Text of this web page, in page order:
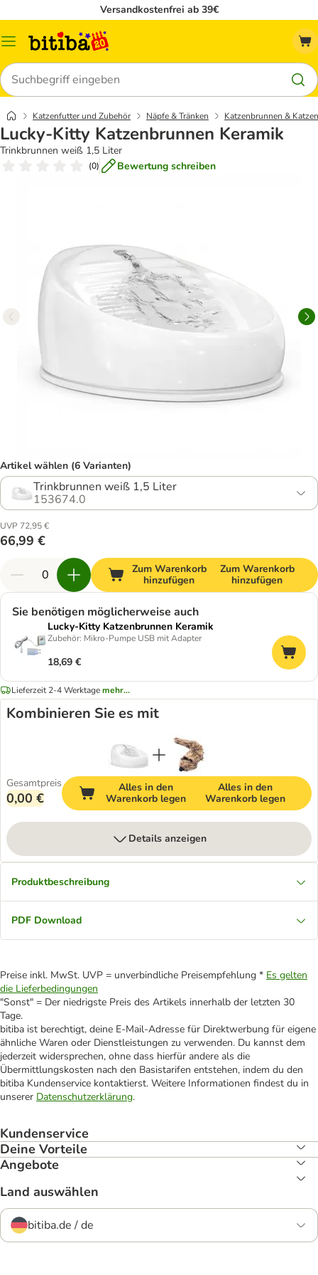
Versandkostenfrei ab 39€
Menü
Suchen
Katzenfutter und Zubehör Näpfe & Tränken Katzenbrunnen &
Lucky-Kitty Katzenbrunnen Keramik
Trinkbrunnen weiß 1,5 Liter
(0) Bewertung schreiben
Artikel wählen (6 Varianten)
Trinkbrunnen weiß 1,5 Liter
153674.0
UVP 72,95 €
66,99 €
Zum Warenkorb
hinzufügen
Zum Warenkorb
hinzufügen
Sie benötigen möglicherweise auch
Lucky-Kitty Katzenbrunnen Keramik
Zubehör: Mikro-Pumpe USB mit Adapter
18,69 €
Lieferzeit 2-4 Werktagemehr...
Kombinieren Sie es mit
Gesamtpreis
0,00 €
Alles in den
Warenkorb legen
Alles in den
Warenkorb legen
Details anzeigen
Produktbeschreibung
PDF Download
Preise inkl. MwSt. UVP = unverbindliche Preisempfehlung * Es gelten
die Lieferbedingungen
"Sonst" = Der niedrigste Preis des Artikels innerhalb der letzten 30
Tage.
bitiba ist berechtigt, deine E-Mail-Adresse für Direktwerbung für eigene
ähnliche Waren oder Dienstleistungen zu verwenden. Du kannst dem
jederzeit widersprechen, ohne dass hierfür andere als die
Übermittlungskosten nach den Basistarifen entstehen, indem du den
bitiba Kundenservice kontaktierst. Weitere Informationen findest du in
unserer Datenschutzerklärung.
Kundenservice
Deine Vorteile
Angebote
Land auswählen
bitiba.de / de